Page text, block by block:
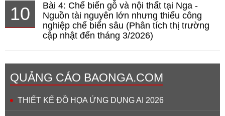
10
Bài 4: Chế biến gỗ và nội thất tại Nga -
Nguồn tài nguyên lớn nhưng thiếu công
nghiệp chế biến sâu (Phân tích thị trường
cập nhật đến tháng 3/2026)
QUẢNG CÁO BAONGA.COM
THIẾT KẾ ĐỒ HỌA ỨNG DỤNG AI 2026